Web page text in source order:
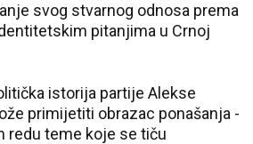
svog stvarnog odnosa prema
pitanjima u Crnoj
istorija partije Alekse
primijetiti obrazac ponašanja -
redu teme koje se tiču